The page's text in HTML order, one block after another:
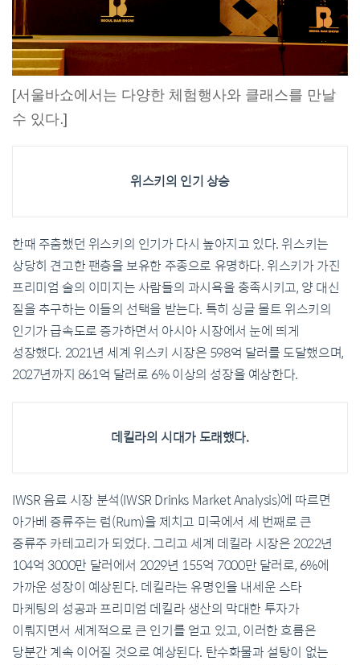
[서울바쇼에서는 다양한 체험행사와 클래스를 만날
수 있다.]
위스키의 인기 상승
한때 주춤했던 위스키의 인기가 다시 높아지고 있다. 위스키는
상당히 견고한 팬층을 보유한 주종으로 유명하다. 위스키가 가진
프리미엄 술의 이미지는 사람들의 과시욕을 충족시키고, 양 대신
질을 추구하는 이들의 선택을 받는다. 특히 싱글 몰트 위스키의
인기가 급속도로 증가하면서 아시아 시장에서 눈에 띄게
성장했다. 2021년 세계 위스키 시장은 598억 달러를 도달했으며,
2027년까지 861억 달러로 6% 이상의 성장을 예상한다.
데킬라의 시대가 도래했다.
IWSR 음료 시장 분석(IWSR Drinks Market Analysis)에 따르면
아가베 증류주는 럼(Rum)을 제치고 미국에서 세 번째로 큰
증류주 카테고리가 되었다. 그리고 세계 데킬라 시장은 2022년
104억 3000만 달러에서 2029년 155억 7000만 달러로, 6%에
가까운 성장이 예상된다. 데킬라는 유명인을 내세운 스타
마케팅의 성공과 프리미엄 데킬라 생산의 막대한 투자가
이뤄지면서 세계적으로 큰 인기를 얻고 있고, 이러한 흐름은
당분간 계속 이어질 것으로 예상된다. 탄수화물과 설탕이 없는